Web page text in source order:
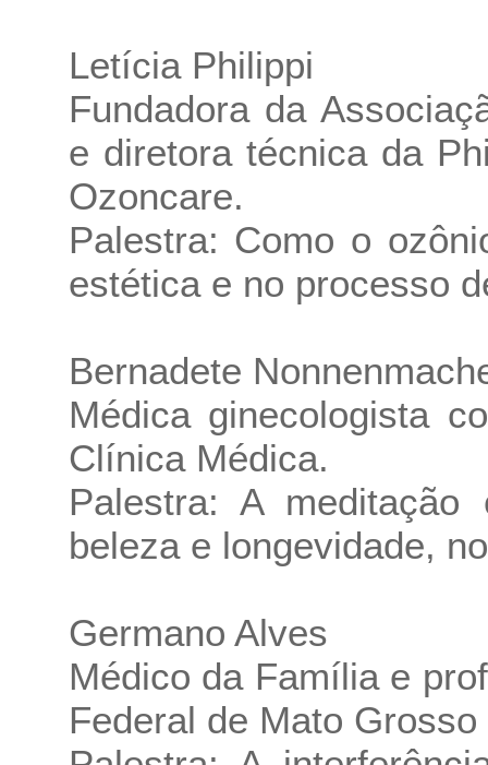
Letícia Philippi
Fundadora da
e diretora técnica da
Ozoncare.
Palestra: Como o
estética e no processo
Bernadete
Médica ginecologista
Clínica Médica.
Palestra: A
beleza e longevidade,
Germano Alves
Médico da Família e
Federal de Mato